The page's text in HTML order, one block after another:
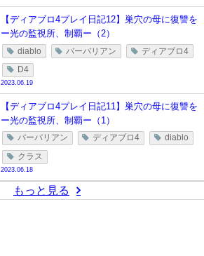
【ディアブロ4プレイ日記12】巣穴の母に復讐を
ー光の監視所、制覇ー（2）
diablo バーバリアン ディアブロ4
D4
2023.06.19
【ディアブロ4プレイ日記11】巣穴の母に復讐を
ー光の監視所、制覇ー（1）
バーバリアン ディアブロ4 diablo
クラス
2023.06.18
もっと見る